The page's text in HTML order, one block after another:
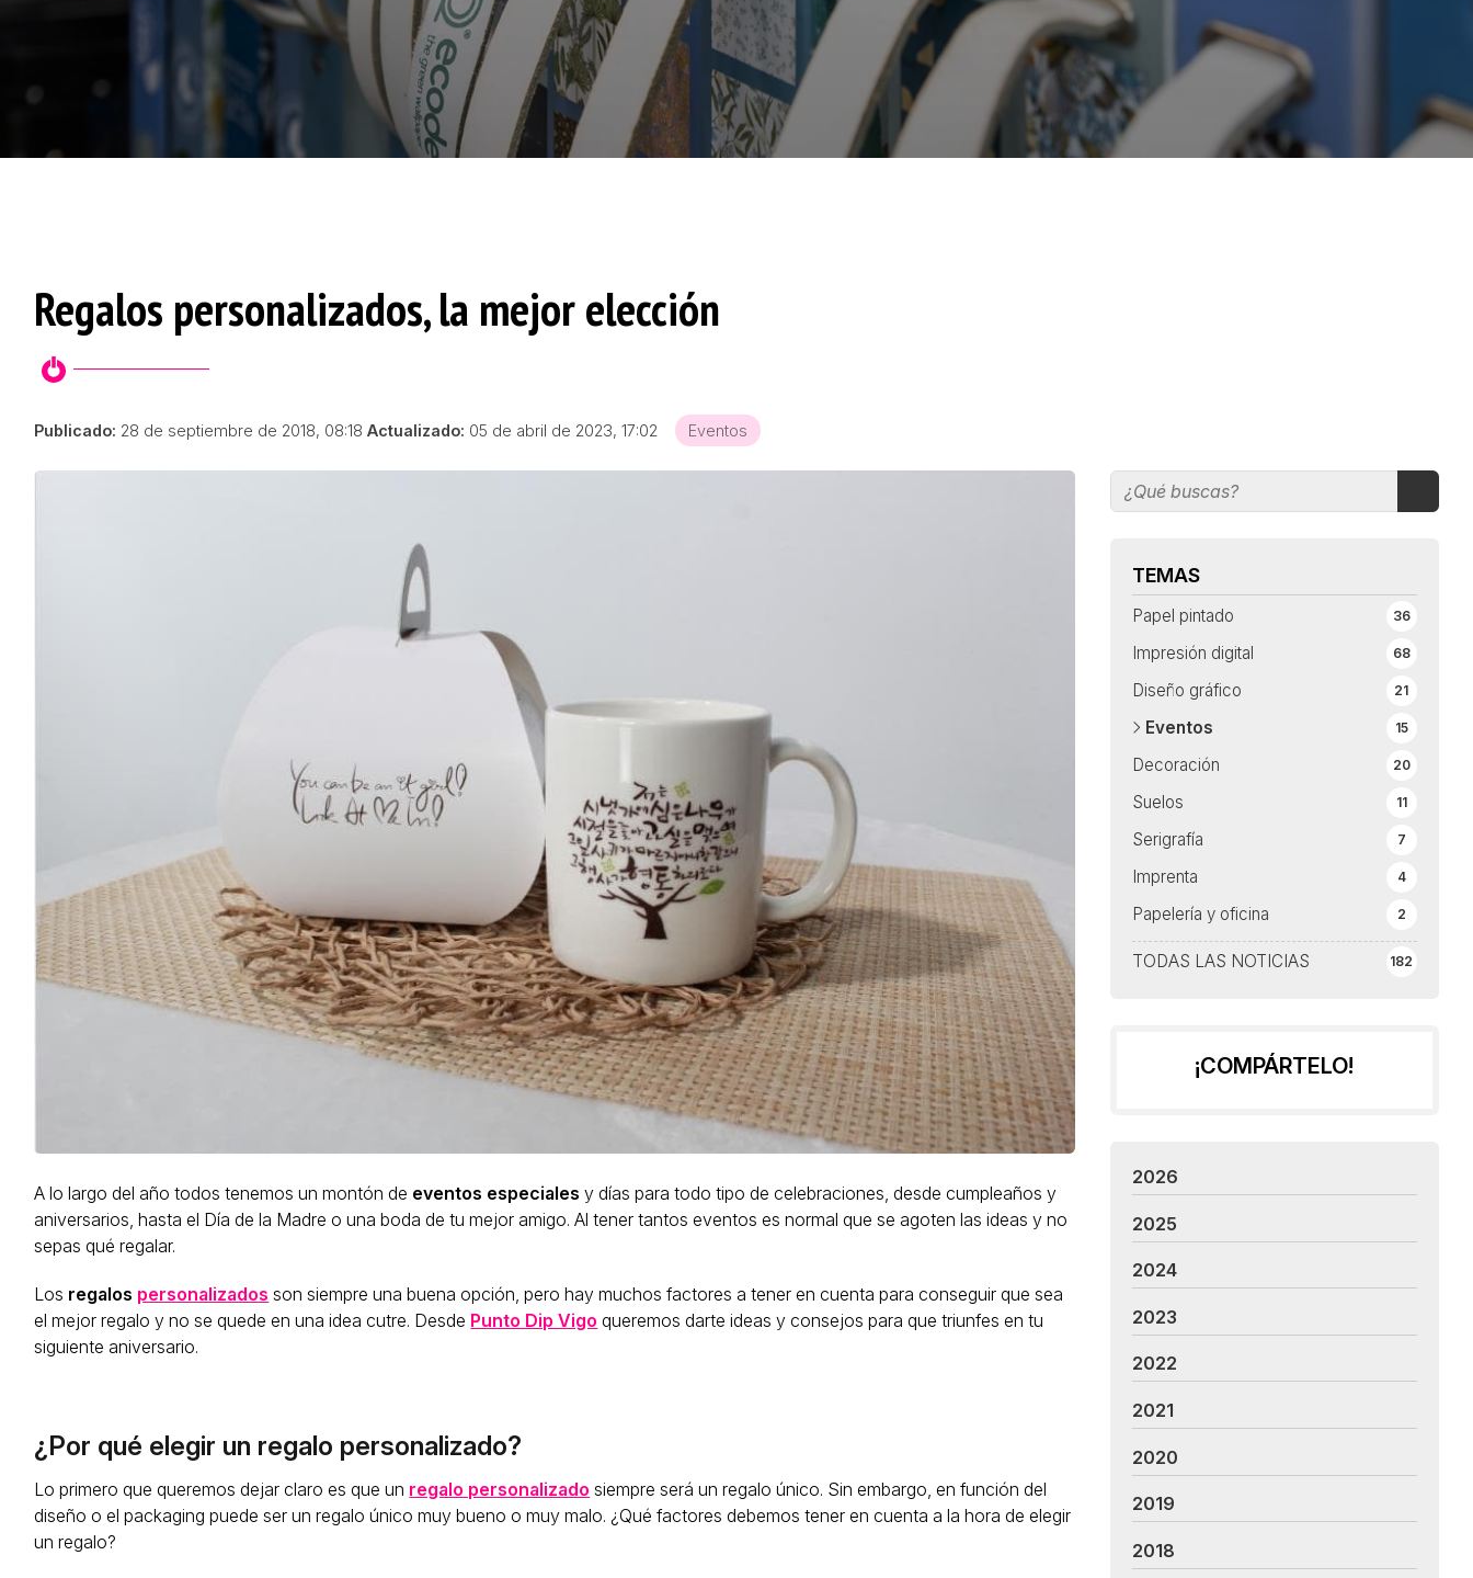
Regalos personalizados, la mejor elección
Publicado: 28 de septiembre de 2018, 08:18 Actualizado: 05 de abril de 2023, 17:02 Eventos
TEMAS
TODAS LAS NOTICIAS 182
Papel pintado 36
Impresión digital 68
Diseño gráfico 21
Eventos 15
Decoración 20
Suelos 11
Serigrafía 7
Imprenta 4
Papelería y oficina 2
A lo largo del año todos tenemos un montón de eventos especiales y días para todo tipo de celebraciones, desde cumpleaños y
aniversarios, hasta el Día de la Madre o una boda de tu mejor amigo. Al tener tantos eventos es normal que se agoten las ideas y no
sepas qué regalar.
Los regalos personalizados son siempre una buena opción, pero hay muchos factores a tener en cuenta para conseguir que sea
el mejor regalo y no se quede en una idea cutre. Desde Punto Dip Vigo queremos darte ideas y consejos para que triunfes en tu
siguiente aniversario.
¿Por qué elegir un regalo personalizado?
Lo primero que queremos dejar claro es que un regalo personalizado siempre será un regalo único. Sin embargo, en función del
diseño o el packaging puede ser un regalo único muy bueno o muy malo. ¿Qué factores debemos tener en cuenta a la hora de elegir
un regalo?
¡COMPÁRTELO!
2026
2025
2024
2023
2022
2021
2020
2019
2018